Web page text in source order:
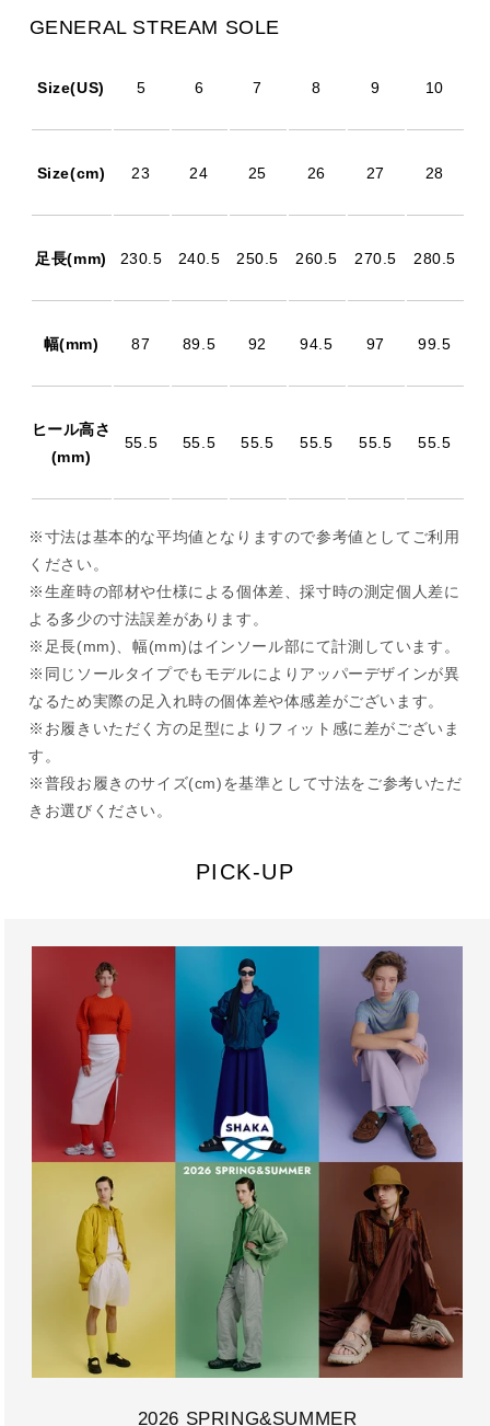
GENERAL STREAM SOLE
Size(US) 5 6 7 8 9 10
Size(cm) 23 24 25 26 27 28
足長(mm) 230.5 240.5 250.5 260.5 270.5 280.5
幅(mm) 87 89.5 92 94.5 97 99.5
ヒール高さ
(mm)
55.5 55.5 55.5 55.5 55.5 55.5
※寸法は基本的な平均値となりますので参考値としてご利用
ください。
※生産時の部材や仕様による個体差、採寸時の測定個人差に
よる多少の寸法誤差があります。
※足長(mm)、幅(mm)はインソール部にて計測しています。
※同じソールタイプでもモデルによりアッパーデザインが異
なるため実際の足入れ時の個体差や体感差がございます。
※お履きいただく方の足型によりフィット感に差がございま
す。
※普段お履きのサイズ(cm)を基準として寸法をご参考いただ
きお選びください。
PICK-UP
2026 SPRING&SUMMER